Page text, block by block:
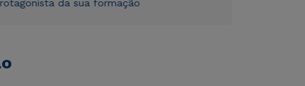
da sua formação